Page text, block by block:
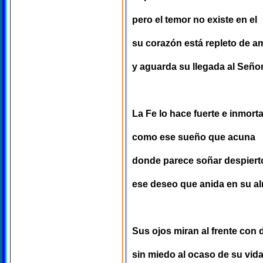
pero el temor no existe en el
su corazón está repleto de
y aguarda su llegada al
La Fe lo hace fuerte e inmortal
como ese sueño que acuna
donde parece soñar
ese deseo que anida en su
Sus ojos miran al frente con
sin miedo al ocaso de su vida